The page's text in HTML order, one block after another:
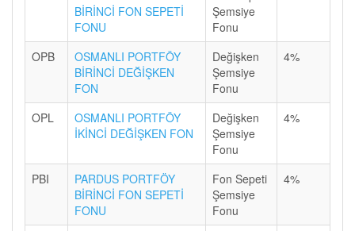
BİRİNCİ FON SEPETİ
FONU
Şemsiye
Fonu
OPB
OSMANLI PORTFÖY
BİRİNCİ DEĞİŞKEN
FON
Değişken
Şemsiye
Fonu
4%
OPL
OSMANLI PORTFÖY
İKİNCİ DEĞİŞKEN FON
Değişken
Şemsiye
Fonu
4%
PBI
PARDUS PORTFÖY
BİRİNCİ FON SEPETİ
FONU
Fon Sepeti
Şemsiye
Fonu
4%